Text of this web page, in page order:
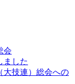
会
ました
大技連）総会への